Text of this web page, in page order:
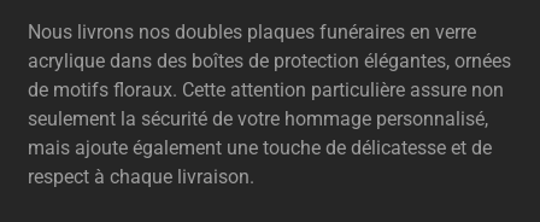
Nous livrons nos doubles plaques funéraires en verre
acrylique dans des boîtes de protection élégantes, ornées
de motifs floraux. Cette attention particulière assure non
seulement la sécurité de votre hommage personnalisé,
mais ajoute également une touche de délicatesse et de
respect à chaque livraison.